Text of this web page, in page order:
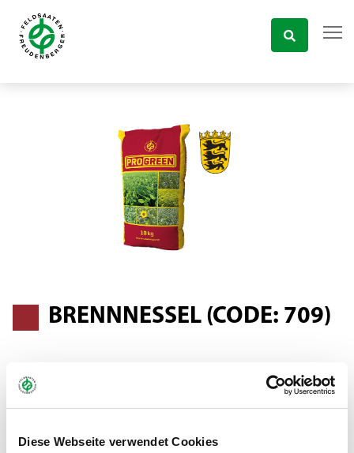
Diese Webseite verwendet Cookies
BRENNNESSEL (CODE: 709)
Agrarumweltmaßnahme Baden-Württemberg:
Maßnahme E15 Extensive Biomassepflanzen: Streifenanbau